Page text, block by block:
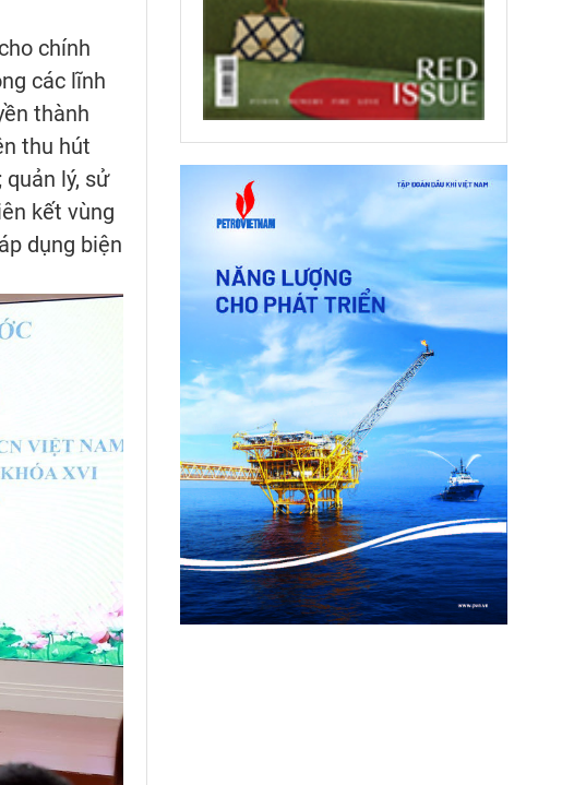
chính
các lĩnh
thành
thu hút
lý, sử
kết vùng
dụng biện